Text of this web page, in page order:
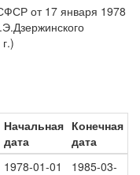
от 17 января 1978
Начальная
дата
Конечная
дата
1978-01-01
1985-03-